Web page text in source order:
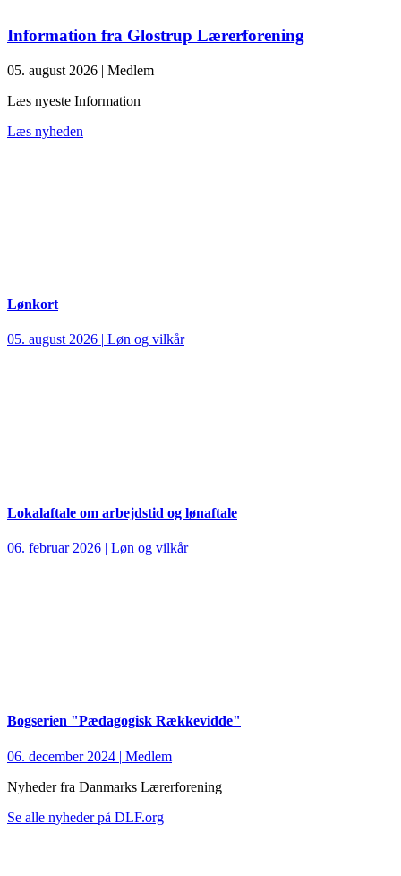
Information fra Glostrup Lærerforening
05. august 2026 | Medlem
Læs nyeste Information
Læs nyheden
Lønkort
05. august 2026 Løn og vilkår
Lokalaftale om arbejdstid og lønaftale
06. februar 2026 | Løn og vilkår
Bogserien "Pædagogisk Rækkevidde"
06. december 2024 | Medlem
Nyheder fra Danmarks Lærerforening
Se alle nyheder på DLF.org